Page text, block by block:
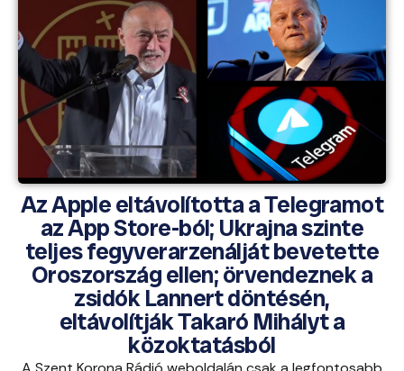
Az Apple eltávolította a Telegramot
az App Store-ból; Ukrajna szinte
teljes fegyverarzenálját bevetette
Oroszország ellen; örvendeznek a
zsidók Lannert döntésén,
eltávolítják Takaró Mihályt a
közoktatásból